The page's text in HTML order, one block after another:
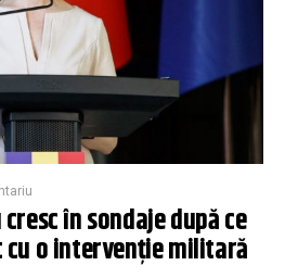
în sondaje după ce
cu o intervenție militară